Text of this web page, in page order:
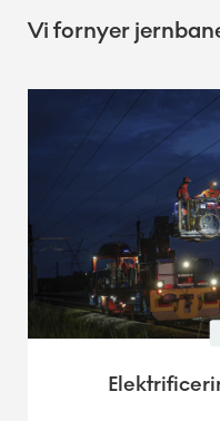
Vi fornyer